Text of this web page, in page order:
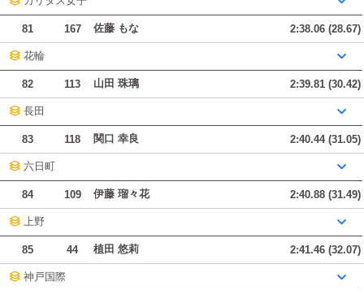
81 167 佐藤 もな 2:38.06 (28.67)
花輪
82 113 山田 珠璃 2:39.81 (30.42)
長田
83 118 関口 幸良 2:40.44 (31.05)
六日町
84 109 伊藤 瑠々花 2:40.88 (31.49)
上野
85 44 植田 悠莉 2:41.46 (32.07)
神戸国際